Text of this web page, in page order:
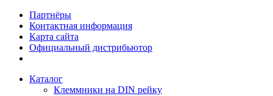
Партнёры
Контактная информация
Карта сайта
Официальный дистрибьютор
Каталог
Клеммники на DIN рейку